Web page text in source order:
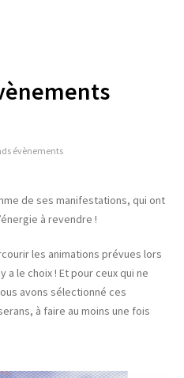
évènements
de ses manifestations, qui ont
à revendre !
les animations prévues lors
le choix ! Et pour ceux qui ne
avons sélectionné ces
à faire au moins une fois